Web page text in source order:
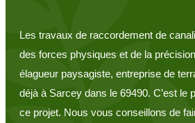
Les travaux de raccordement de
des forces physiques et de la
élagueur paysagiste, entreprise de
déjà à Sarcey dans le 69490. C’est le
ce projet. Nous vous conseillons de